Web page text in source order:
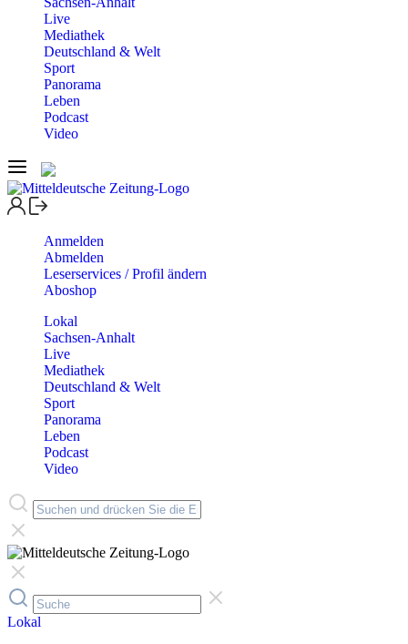
Live
Mediathek
Deutschland & Welt
Sport
Panorama
Leben
Podcast
Video
Anmelden
Abmelden
Leserservices / Profil ändern
Aboshop
Lokal
Sachsen-Anhalt
Live
Mediathek
Deutschland & Welt
Sport
Panorama
Leben
Podcast
Video
Lokal